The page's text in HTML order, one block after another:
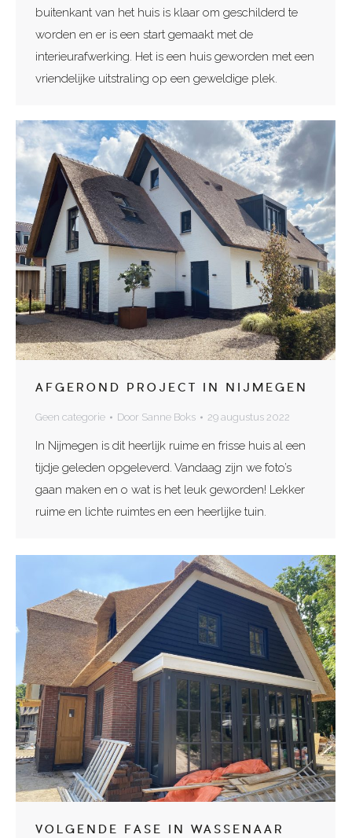
buitenkant van het huis is klaar om geschilderd te
worden en er is een start gemaakt met de
interieurafwerking. Het is een huis geworden met een
vriendelijke uitstraling op een geweldige plek.
AFGEROND PROJECT IN NIJMEGEN
Geen categorie Door Sanne Boks 29 augustus 2022
In Nijmegen is dit heerlijk ruime en frisse huis al een
tijdje geleden opgeleverd. Vandaag zijn we foto’s
gaan maken en o wat is het leuk geworden! Lekker
ruime en lichte ruimtes en een heerlijke tuin.
VOLGENDE FASE IN WASSENAAR